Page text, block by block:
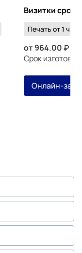
Визитки
Печать от 1 часа
от964.00
Срок
Онлайн-